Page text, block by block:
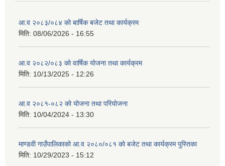
आ.व २०८३/०८४ को बार्षिक बजेट तथा कार्यक्रम
मिति: 08/06/2026 - 16:55
आ.व २०८२/०८३ को वार्षिक योजना तथा कार्यक्रम
मिति: 10/13/2025 - 12:26
आ.व २०८१-०८२ को योजना तथा परियोजना
मिति: 10/04/2024 - 13:30
माण्डवी गाउँपालिकाको आ.व २०८०/०८१ को बजेट तथा कार्यक्रम पुस्तिका
मिति: 10/29/2023 - 15:12